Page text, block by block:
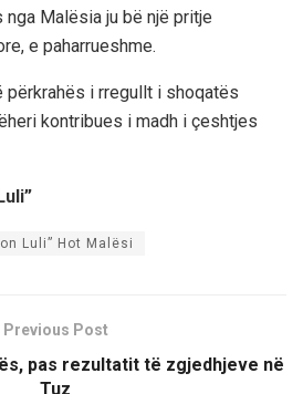
Malësia ju bë një pritje
e paharrueshme.
përkrahës i rregullt i shoqatës
kontribues i madh i çeshtjes
Luli” Hot Malësi
Previous Post
pas rezultatit të zgjedhjeve në
Tuz